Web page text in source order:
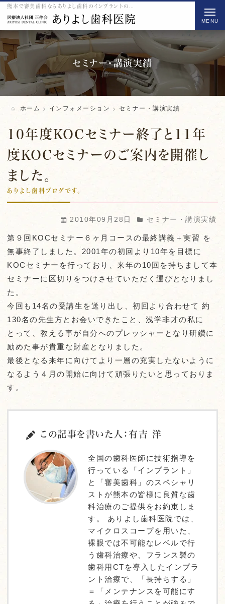
セミナー・講演実績
ホーム インフォメーション セミナー・講演実績
10年度KOCセミナー終了と11年
度KOCセミナーのご案内を開催し
ました。
ありよし歯科ブログです。
2010年09月28日 セミナー・講演実績
第９回KOCセミナー６ヶ月コースの最終講義＋実習 を
無事終了しました。2001年の初回より10年を目標に
KOCセミナーを行っており、来年の10回を持ちまして本
セミナーに区切りをつけさせていただく運びとなりまし
た。
今回も14名の受講生を送り出し、初回より合わせて 約
130名の先生方とお会いできたこと、浅学非才の私に
とって、教える事が自分へのプレッシャーとなり研鑽に
励めた事が貴重な財産となりました。
最後となる来年に向けてより一層の充実したないように
なるよう４月の開始に向けて頑張りたいと思っておりま
す。
この記事を書いた人：有吉 洋
全国の歯科医師に技術指導を
行っている「インプラント」
と「審美歯科」のスペシャリ
ストが熊本の皆様に良質な歯
科治療のご提供をお約束しま
す。 ありよし歯科医院では、
マイクロスコープを用いた、
裸眼では不可能なレベルで行
う歯科治療や、フランス製の
歯科用CTを導入したインプラ
ント治療で、「長持ちする」
＝「メンテナンスを可能にす
t
o
g
l